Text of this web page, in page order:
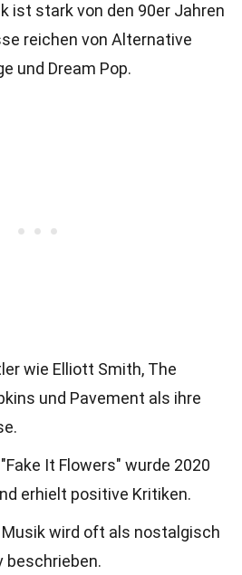
ist stark von den 90er Jahren
reichen von Alternative
und Dream Pop.
wie Elliott Smith, The
und Pavement als ihre
It Flowers" wurde 2020
erhielt positive Kritiken.
wird oft als nostalgisch
beschrieben.